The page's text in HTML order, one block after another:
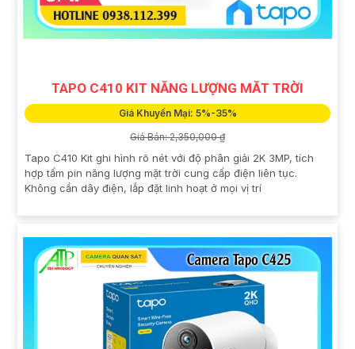
TAPO C410 KIT NĂNG LƯỢNG MĂT TRỜI
Giá Khuyến Mại: 5%-35%
Giá Bán: 2,350,000 ₫
Tapo C410 Kit ghi hình rõ nét với độ phân giải 2K 3MP, tích
hợp tấm pin năng lượng mặt trời cung cấp điện liên tục.
Không cần dây điện, lắp đặt linh hoạt ở mọi vị trí